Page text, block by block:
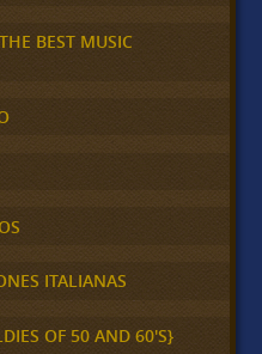
BEST MUSIC
ITALIANAS
OF 50 AND 60'S}